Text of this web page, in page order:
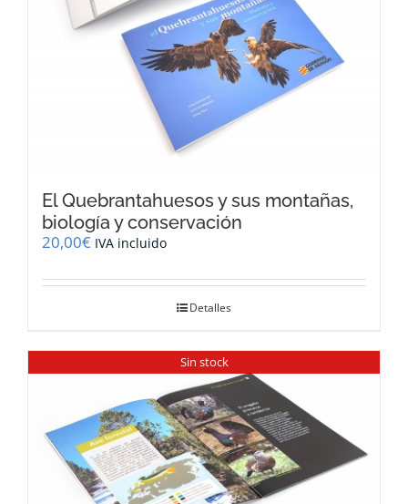
El Quebrantahuesos y sus montañas,
biología y conservación
20,00€ IVA incluido
Detalles
Sin stock